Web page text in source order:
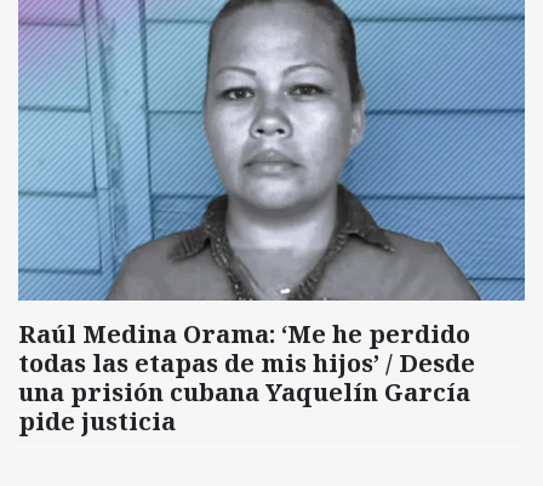
Raúl Medina Orama: ‘Me he perdido
todas las etapas de mis hijos’ / Desde
una prisión cubana Yaquelín García
pide justicia